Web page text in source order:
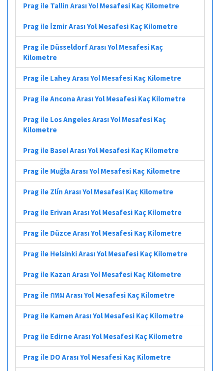
Prag ile Tallin Arası Yol Mesafesi Kaç Kilometre
Prag ile İzmir Arası Yol Mesafesi Kaç Kilometre
Prag ile Düsseldorf Arası Yol Mesafesi Kaç
Kilometre
Prag ile Lahey Arası Yol Mesafesi Kaç Kilometre
Prag ile Ancona Arası Yol Mesafesi Kaç Kilometre
Prag ile Los Angeles Arası Yol Mesafesi Kaç
Kilometre
Prag ile Basel Arası Yol Mesafesi Kaç Kilometre
Prag ile Muğla Arası Yol Mesafesi Kaç Kilometre
Prag ile Zlín Arası Yol Mesafesi Kaç Kilometre
Prag ile Erivan Arası Yol Mesafesi Kaç Kilometre
Prag ile Düzce Arası Yol Mesafesi Kaç Kilometre
Prag ile Helsinki Arası Yol Mesafesi Kaç Kilometre
Prag ile Kazan Arası Yol Mesafesi Kaç Kilometre
Prag ile กทม Arası Yol Mesafesi Kaç Kilometre
Prag ile Kamen Arası Yol Mesafesi Kaç Kilometre
Prag ile Edirne Arası Yol Mesafesi Kaç Kilometre
Prag ile DO Arası Yol Mesafesi Kaç Kilometre